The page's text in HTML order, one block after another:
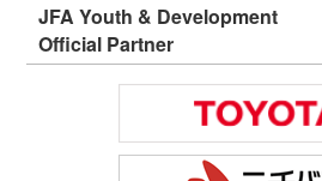
JFA Youth & Development
Official Partner